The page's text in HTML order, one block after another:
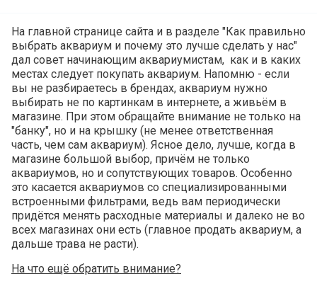
На главной странице сайта и в разделе "Как правильно
выбрать аквариум и почему это лучше сделать у нас"
дал совет начинающим аквариумистам, как и в каких
местах следует покупать аквариум. Напомню - если
вы не разбираетесь в брендах, аквариум нужно
выбирать не по картинкам в интернете, а живьём в
магазине. При этом обращайте внимание не только на
"банку", но и на крышку (не менее ответственная
часть, чем сам аквариум). Ясное дело, лучше, когда в
магазине большой выбор, причём не только
аквариумов, но и сопутствующих товаров. Особенно
это касается аквариумов со специализированными
встроенными фильтрами, ведь вам периодически
придётся менять расходные материалы и далеко не во
всех магазинах они есть (главное продать аквариум, а
дальше трава не расти).
На что ещё обратить внимание?